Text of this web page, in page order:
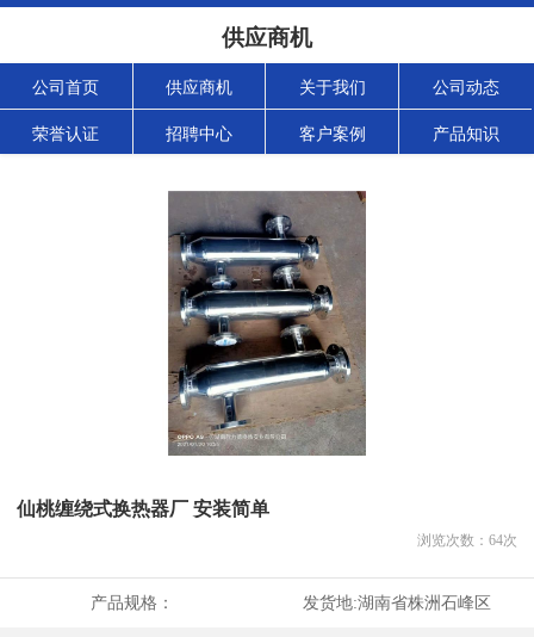
供应商机
公司首页 供应商机 关于我们 公司动态
荣誉认证 招聘中心 客户案例 产品知识
仙桃缠绕式换热器厂 安装简单
浏览次数： 64次
产品规格： 发货地:湖南省株洲石峰区